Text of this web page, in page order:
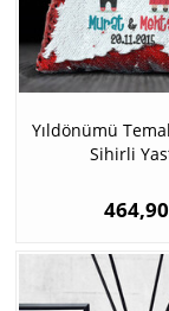
Yıldönümü
Sihirli